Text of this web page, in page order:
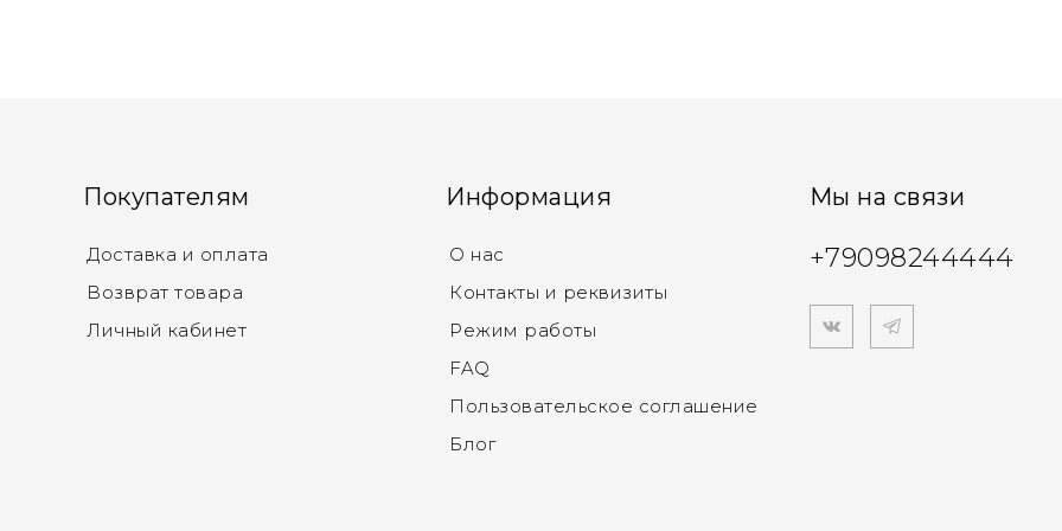
Покупателям
Доставка и оплата
Возврат товара
Личный кабинет
Информация
О нас
Контакты и реквизиты
Режим работы
FAQ
Пользовательское соглашение
Блог
Мы на связи
+79098244444